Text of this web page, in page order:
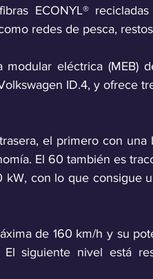
ECONYL®
redes de pesca,
eléctrica (MEB)
ID.4, y ofrece
el primero con
El 60 también es
con lo que consigue
de 160 km/h y su
siguiente nivel está